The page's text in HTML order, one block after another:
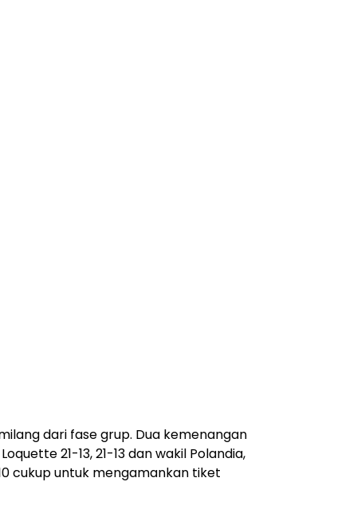
dari fase grup. Dua kemenangan
21-13, 21-13 dan wakil Polandia,
cukup untuk mengamankan tiket